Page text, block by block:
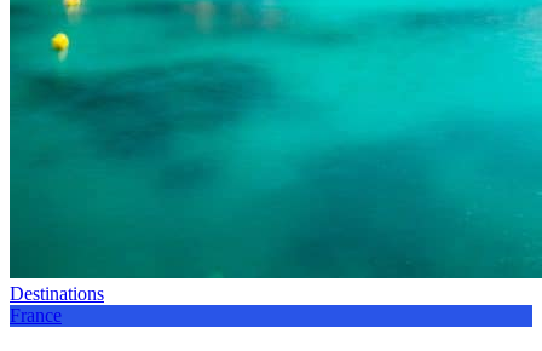
Destinations
France